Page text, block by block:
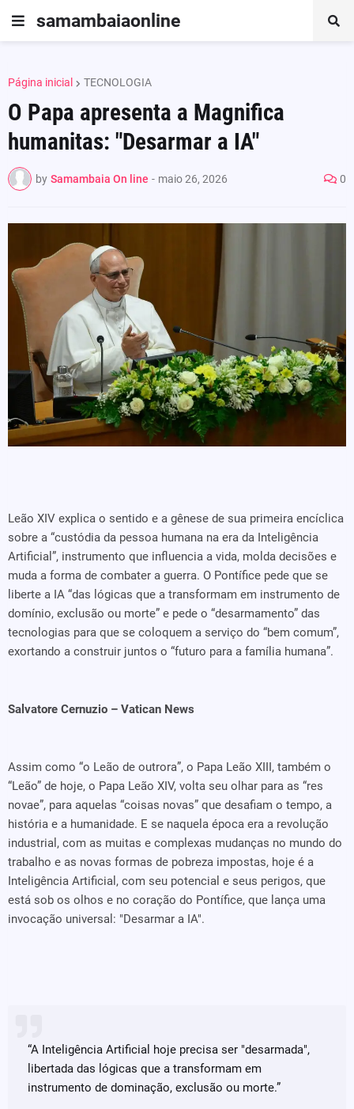
samambaiaonline
Página inicial TECNOLOGIA
O Papa apresenta a Magnifica
humanitas: "Desarmar a IA"
by Samambaia On line - maio 26, 2026 0
Leão XIV explica o sentido e a gênese de sua primeira encíclica
sobre a “custódia da pessoa humana na era da Inteligência
Artificial”, instrumento que influencia a vida, molda decisões e
muda a forma de combater a guerra. O Pontífice pede que se
liberte a IA “das lógicas que a transformam em instrumento de
domínio, exclusão ou morte” e pede o “desarmamento” das
tecnologias para que se coloquem a serviço do “bem comum”,
exortando a construir juntos o “futuro para a família humana”.
Salvatore Cernuzio – Vatican News
Assim como “o Leão de outrora”, o Papa Leão XIII, também o
“Leão” de hoje, o Papa Leão XIV, volta seu olhar para as “res
novae”, para aquelas “coisas novas” que desafiam o tempo, a
história e a humanidade. E se naquela época era a revolução
industrial, com as muitas e complexas mudanças no mundo do
trabalho e as novas formas de pobreza impostas, hoje é a
Inteligência Artificial, com seu potencial e seus perigos, que
está sob os olhos e no coração do Pontífice, que lança uma
invocação universal: "Desarmar a IA".
“A Inteligência Artificial hoje precisa ser "desarmada",
libertada das lógicas que a transformam em
instrumento de dominação, exclusão ou morte.”